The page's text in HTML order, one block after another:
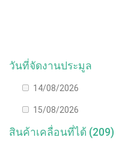
วันที่จัดงานประมูล
14/08/2026
15/08/2026
สินค้าเคลื่อนที่ได้ (209)